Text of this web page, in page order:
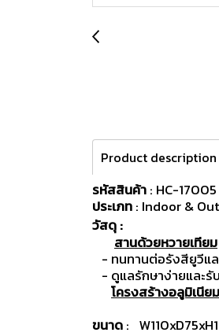
Product description
รหัสสินค้า: HC-17005
ประเภท: Indoor &
วัสดุ :
สานด้วยหวายเทียม
- ทนทานต่อรังสียูวีแ
- ดูแลรักษาง่ายและ
โครงสร้างอลูมิเนียม
ขนาด: